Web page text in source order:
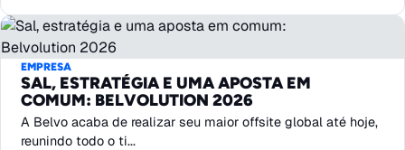
EMPRESA
SAL, ESTRATÉGIA E UMA APOSTA EM
COMUM: BELVOLUTION 2026
A Belvo acaba de realizar seu maior offsite global até hoje,
reunindo todo o ti...